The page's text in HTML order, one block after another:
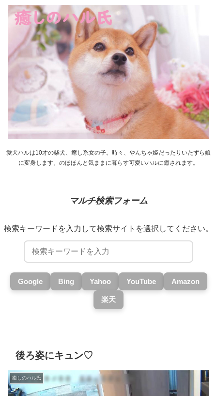
愛犬ハルは10才の柴犬、癒し系女の子。時々、やんちゃ姫だったりいたずら娘
に変身します。のほほんと気ままに暮らす可愛いハルに癒されます。
マルチ検索フォーム
検索キーワードを入力して検索サイトを選択してください。
Google Bing Yahoo YouTube Amazon
楽天
後ろ姿にキュン♡
癒しのハル氏